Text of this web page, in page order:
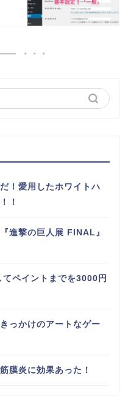
！愛用したホワイトハ
！
進撃の巨人展 FINAL』
ペイントまでを3000円
っかけのアートなゲー
膜炎に効果あった！